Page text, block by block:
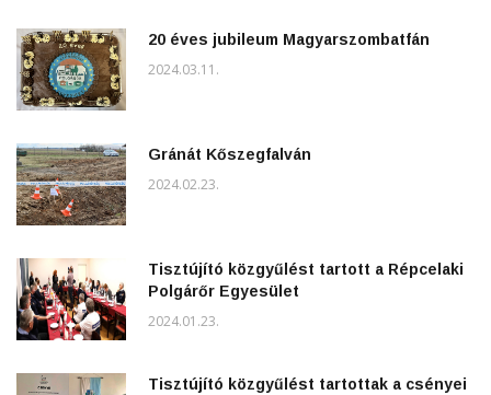
20 éves jubileum Magyarszombatfán
2024.03.11.
Gránát Kőszegfalván
2024.02.23.
Tisztújító közgyűlést tartott a Répcelaki
Polgárőr Egyesület
2024.01.23.
Tisztújító közgyűlést tartottak a csényei